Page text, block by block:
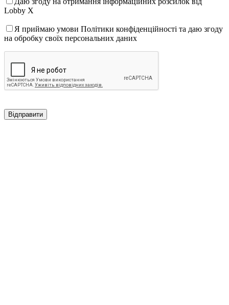
Lobby X
Я приймаю умови Політики конфіденційності та даю згоду
на обробку своїх персональних даних